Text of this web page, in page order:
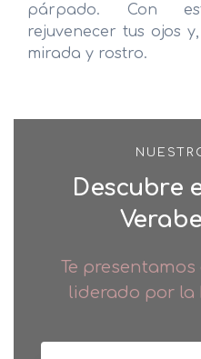
párpado. Con
rejuvenecer tus ojos
mirada y rostro.
Descubre
Te
liderado por la